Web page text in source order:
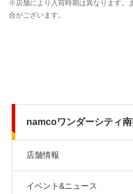
namcoワンダーシティ
店舗情報
イベント&ニュース